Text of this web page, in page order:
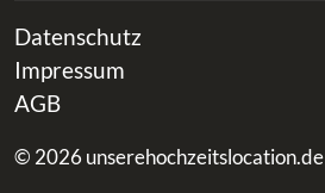
Datenschutz
Impressum
AGB
© 2026 unserehochzeitslocation.de